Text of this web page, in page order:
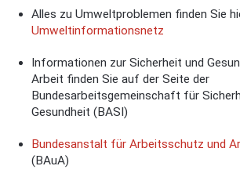
Alles zu Umweltproblemen finden Sie
Umweltinformationsnetz
Informationen zur Sicherheit und
Arbeit finden Sie auf der Seite der
Bundesarbeitsgemeinschaft für
Gesundheit (BASI)
Bundesanstalt für Arbeitsschutz und
(BAuA)